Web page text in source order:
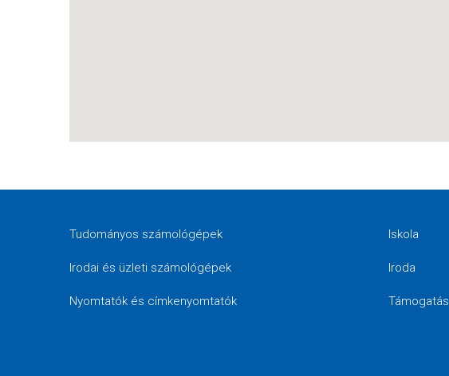
Tudományos számológépek
Irodai és üzleti számológépek
Nyomtatók és címkenyomtatók
Iskola
Iroda
Támogatás